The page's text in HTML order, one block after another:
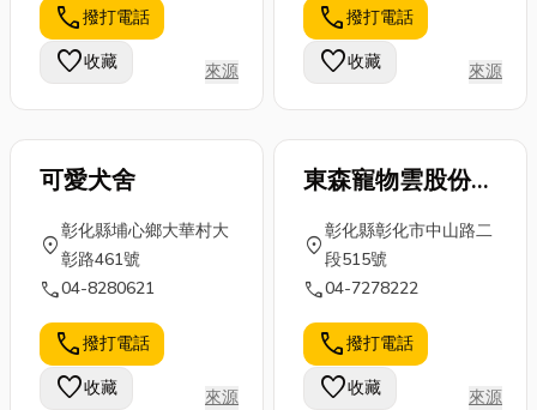
call撥打電話
favorite收藏 來源
call撥打電話
favorite收藏 來源
可愛犬舍
location_on
彰化縣埔心鄉大華村大
彰路461號
call04-8280621
call撥打電話
favorite收藏 來源
東森寵物雲股份有
限公司
location_on
彰化縣彰化市中山路二
段515號
call04-7278222
call撥打電話
favorite收藏 來源